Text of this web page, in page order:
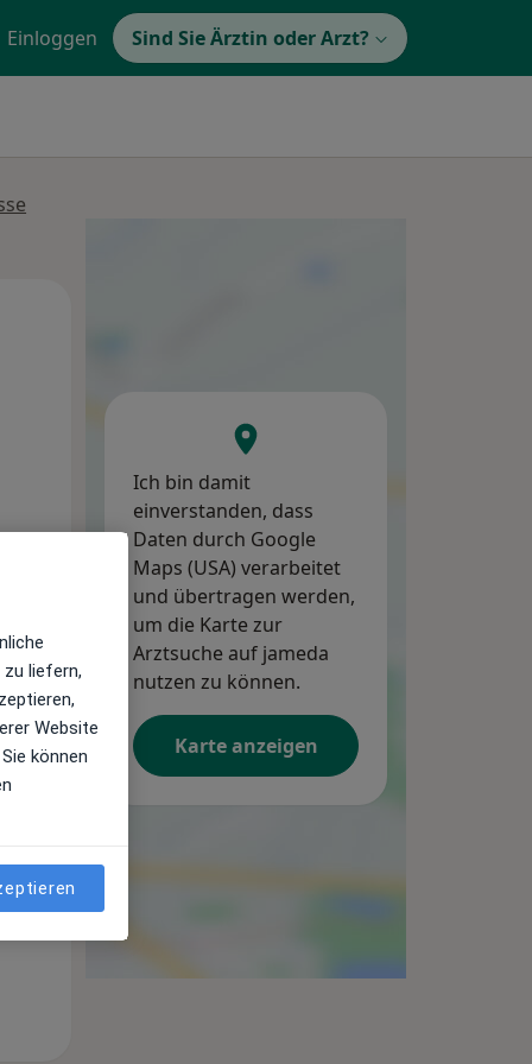
Einloggen Sind Sie Ärztin oder Arzt?
Mo,
10 Aug
Di, Mi,
Ich bin damit
einverstanden, dass
Daten durch Google
Maps (USA) verarbeitet
und übertragen werden,
um die Karte zur
Arztsuche auf jameda
nutzen zu können.
Karte anzeigen
liefern,
Website
können